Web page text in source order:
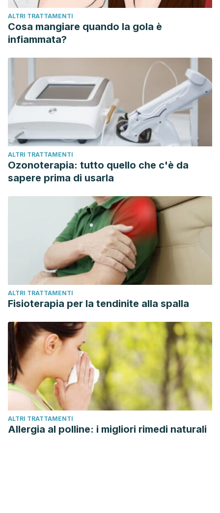
ALTRI TRATTAMENTI
Cosa mangiare quando la gola è
infiammata?
ALTRI TRATTAMENTI
Ozonoterapia: tutto quello che c'è da
sapere prima di usarla
ALTRI TRATTAMENTI
Fisioterapia per la tendinite alla spalla
ALTRI TRATTAMENTI
Allergia al polline: i migliori rimedi naturali